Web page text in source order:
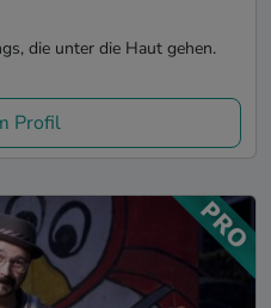
die unter die Haut gehen.
Profil